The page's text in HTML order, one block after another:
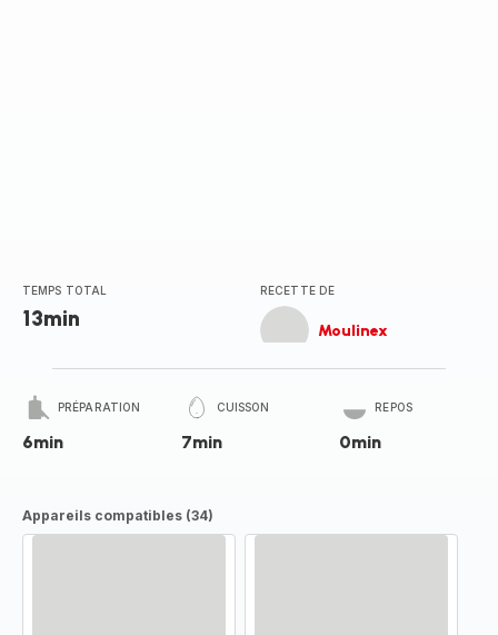
TEMPS TOTAL
13min
RECETTE DE
Moulinex
PRÉPARATION
6min
CUISSON
7min
REPOS
0min
Appareils compatibles (34)